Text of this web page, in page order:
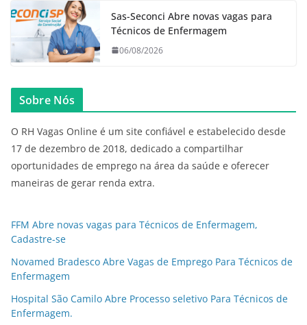
Sas-Seconci Abre novas vagas para
Técnicos de Enfermagem
06/08/2026
Sobre Nós
O RH Vagas Online é um site confiável e estabelecido desde
17 de dezembro de 2018, dedicado a compartilhar
oportunidades de emprego na área da saúde e oferecer
maneiras de gerar renda extra.
FFM Abre novas vagas para Técnicos de Enfermagem,
Cadastre-se
Novamed Bradesco Abre Vagas de Emprego Para Técnicos de
Enfermagem
Hospital São Camilo Abre Processo seletivo Para Técnicos de
Enfermagem.